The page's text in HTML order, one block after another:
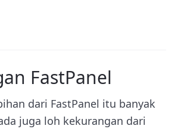
FastPanel
dari FastPanel itu banyak
juga loh kekurangan dari